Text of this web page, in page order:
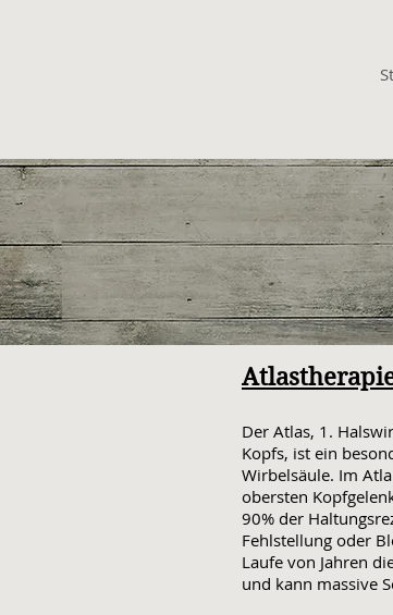
Der Atlas, 1.
Kopfs, ist ein
Wirbelsäule. Im
obersten
90% der
Fehlstellung oder
Laufe von Jahren
und kann massive